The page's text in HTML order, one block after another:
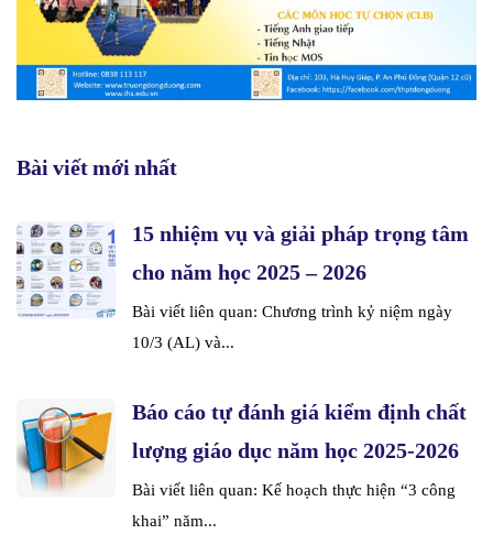
Bài viết mới nhất
15 nhiệm vụ và giải pháp trọng tâm
cho năm học 2025 – 2026
Bài viết liên quan: Chương trình kỷ niệm ngày
10/3 (AL) và...
Báo cáo tự đánh giá kiểm định chất
lượng giáo dục năm học 2025-2026
Bài viết liên quan: Kế hoạch thực hiện “3 công
khai” năm...